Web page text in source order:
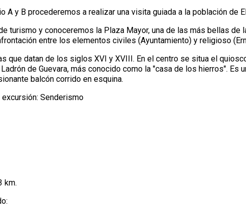
A y B procederemos a realizar una visita guiada a la población de
turismo y conoceremos la Plaza Mayor, una de las más bellas de
entre los elementos civiles (Ayuntamiento) y religioso
que datan de los siglos XVI y XVIII. En el centro se situa el
de Guevara, más conocido como la "casa de los hierros". Es
balcón corrido en esquina.
Senderismo
km.